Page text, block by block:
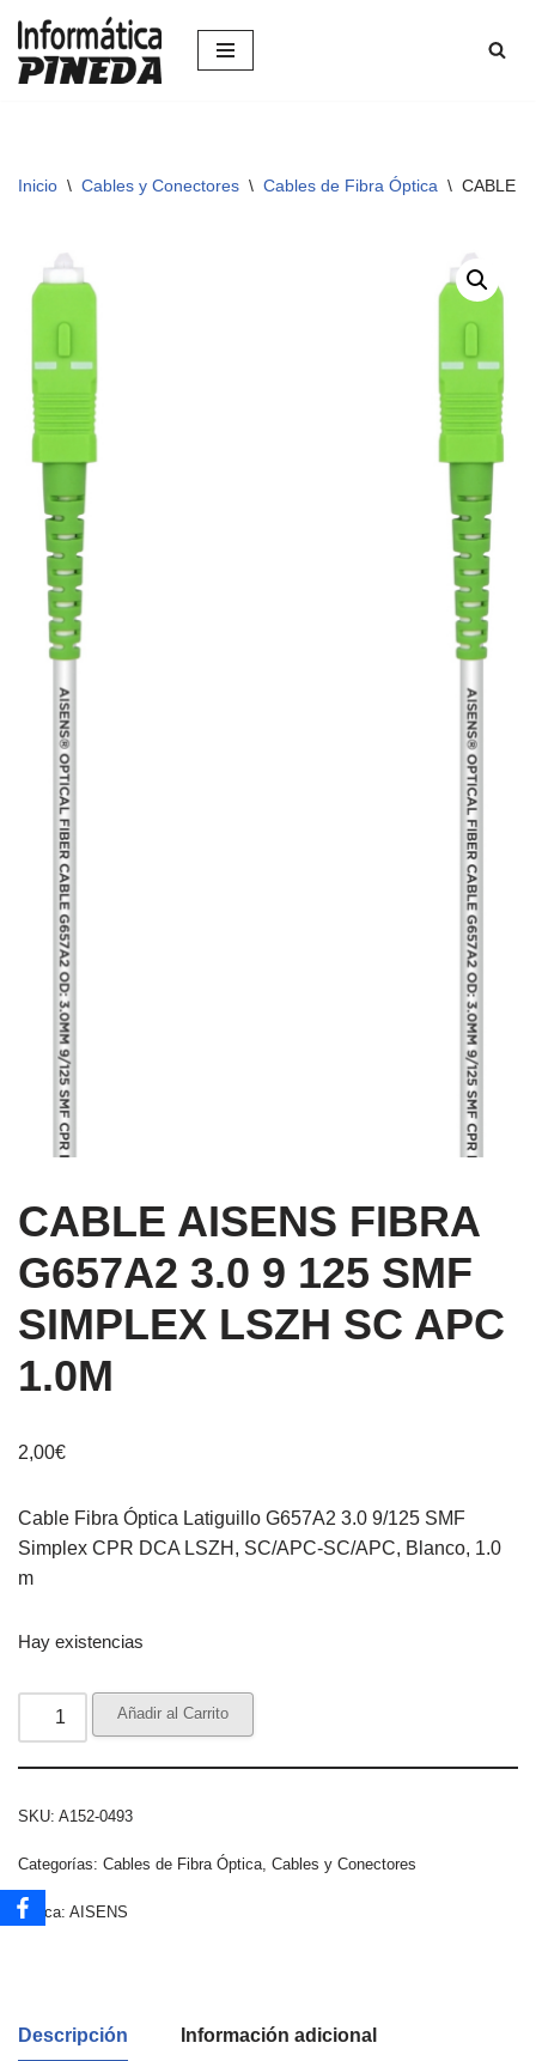
Saltar
Inicio \ Cables y Conectores \ Cables de Fibra Óptica \ CABLE
CABLE AISENS FIBRA
G657A2 3.0 9 125 SMF
SIMPLEX LSZH SC APC
1.0M
2,00€
Cable Fibra Óptica Latiguillo G657A2 3.0 9/125 SMF
Simplex CPR DCA LSZH, SC/APC-SC/APC, Blanco, 1.0
m
Hay existencias
Añadir al Carrito
SKU: A152-0493
Categorías: Cables de Fibra Óptica, Cables y Conectores
Marca: AISENS
Descripción Información adicional